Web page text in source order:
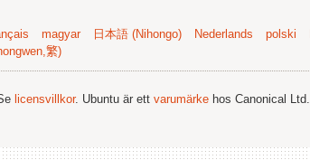
magyar 日本語 (Nihongo) Nederlands polski
繁)
licensvillkor. Ubuntu är ett varumärke hos Canonical Ltd.